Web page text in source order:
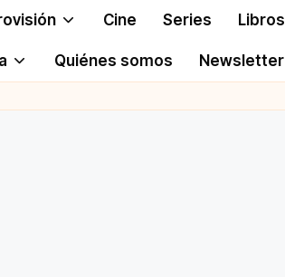
Cine Series Libros
Quiénes somos Newsletter